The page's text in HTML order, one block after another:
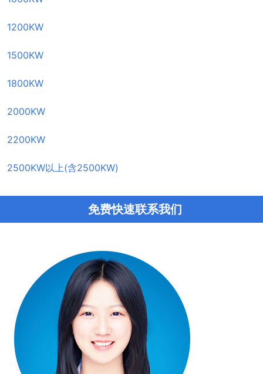
1200KW
1500KW
1800KW
2000KW
2200KW
2500KW以上(含2500KW)
免费快速联系我们